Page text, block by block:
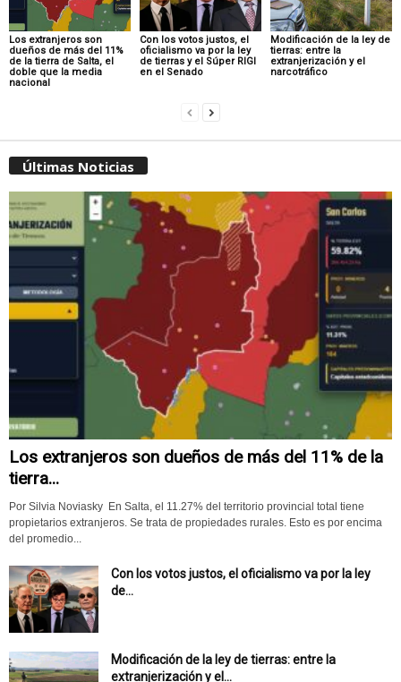
Los extranjeros son
dueños de más del 11%
de la tierra de Salta, el
doble que la media
nacional
Con los votos justos, el
oficialismo va por la ley
de tierras y el Súper RIGI
en el Senado
Modificación de la ley de
tierras: entre la
extranjerización y el
narcotráfico
Últimas Noticias
Los extranjeros son dueños de más del 11% de la
tierra...
Por Silvia Noviasky En Salta, el 11.27% del territorio provincial total tiene
propietarios extranjeros. Se trata de propiedades rurales. Esto es por encima
del promedio...
Con los votos justos, el oficialismo va por la ley
de...
Modificación de la ley de tierras: entre la
extranjerización y el...